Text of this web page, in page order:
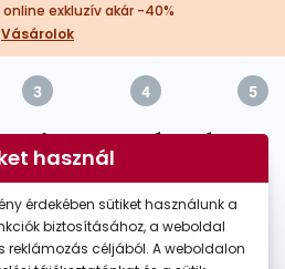
exkluzív akár -40%
Vásárolok
3 4 5
ki a lencse típusát
használ
érdekében sütiket használunk a
biztosításához, a weboldal
reklámozás céljából. A weboldalon